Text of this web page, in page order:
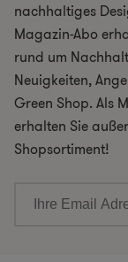
nachhaltiges
Magazin-Abo
rund um
Neuigkeiten,
Green Shop. Als
erhalten Sie
Shopsortiment!